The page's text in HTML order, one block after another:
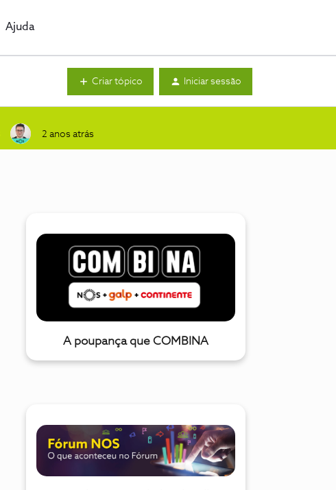
Ajuda
Criar tópico Iniciar sessão
2 anos atrás
A poupança que COMBINA